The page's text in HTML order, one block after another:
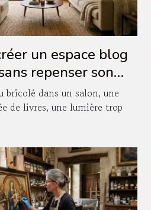
un espace blog
repenser son
intérieur ?
bricolé dans un salon, une
de livres, une lumière trop